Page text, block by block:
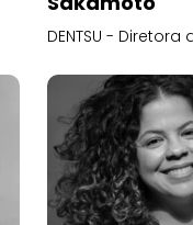
DENTSU -